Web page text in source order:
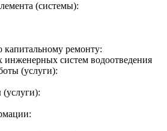
(системы):
ремонту:
систем водоотведения
(услуги):
(услуги):